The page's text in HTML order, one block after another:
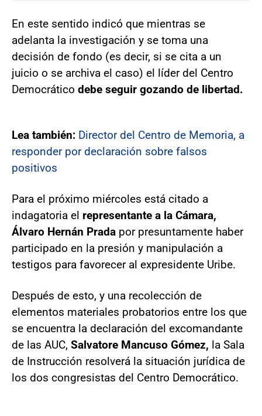
En este sentido indicó que mientras se
adelanta la investigación y se toma una
decisión de fondo (es decir, si se cita a un
juicio o se archiva el caso) el líder del Centro
Democrático debe seguir gozando de libertad.
Lea también: Director del Centro de Memoria, a
responder por declaración sobre falsos
positivos
Para el próximo miércoles está citado a
indagatoria el representante a la Cámara,
Álvaro Hernán Prada por presuntamente haber
participado en la presión y manipulación a
testigos para favorecer al expresidente Uribe.
Después de esto, y una recolección de
elementos materiales probatorios entre los que
se encuentra la declaración del excomandante
de las AUC, Salvatore Mancuso Gómez, la Sala
de Instrucción resolverá la situación jurídica de
los dos congresistas del Centro Democrático.